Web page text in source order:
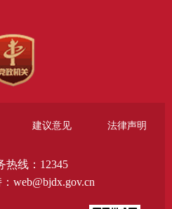
建议意见 法律声明
热线：12345
web@bjdx.gov.cn